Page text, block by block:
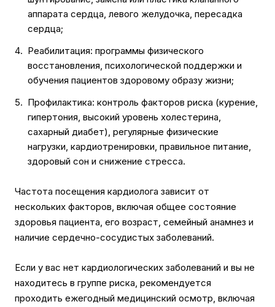
аппарата сердца, левого желудочка, пересадка
сердца;
Реабилитация: программы физического
восстановления, психологической поддержки и
обучения пациентов здоровому образу жизни;
Профилактика: контроль факторов риска (курение,
гипертония, высокий уровень холестерина,
сахарный диабет), регулярные физические
нагрузки, кардиотренировки, правильное питание,
здоровый сон и снижение стресса.
Частота посещения кардиолога зависит от
нескольких факторов, включая общее состояние
здоровья пациента, его возраст, семейный анамнез и
наличие сердечно-сосудистых заболеваний.
Если у вас нет кардиологических заболеваний и вы не
находитесь в группе риска, рекомендуется
проходить ежегодный медицинский осмотр, включая